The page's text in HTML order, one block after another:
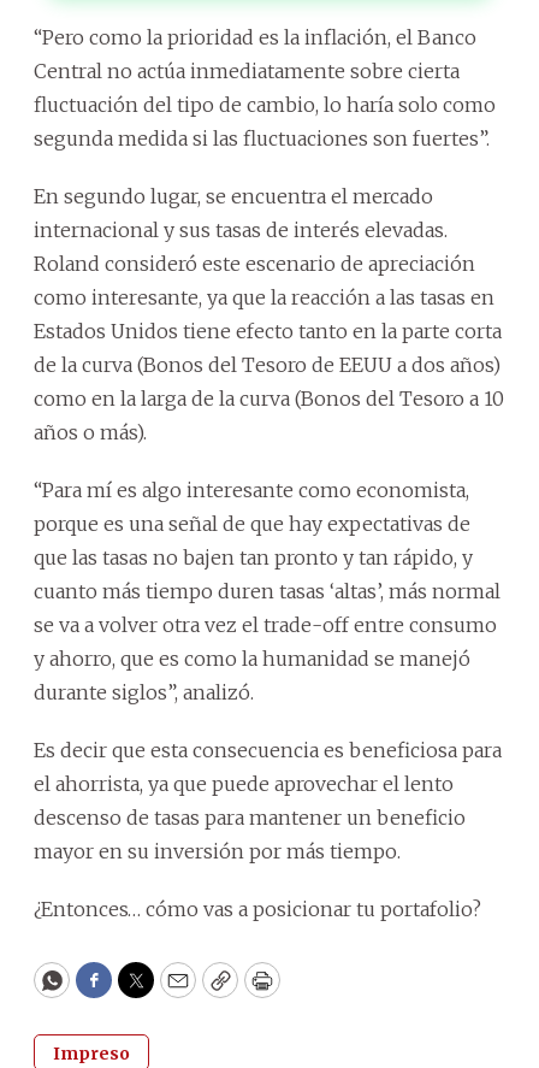
“Pero como la prioridad es la inflación, el Banco
Central no actúa inmediatamente sobre cierta
fluctuación del tipo de cambio, lo haría solo como
segunda medida si las fluctuaciones son fuertes”.
En segundo lugar, se encuentra el mercado
internacional y sus tasas de interés elevadas.
Roland consideró este escenario de apreciación
como interesante, ya que la reacción a las tasas en
Estados Unidos tiene efecto tanto en la parte corta
de la curva (Bonos del Tesoro de EEUU a dos años)
como en la larga de la curva (Bonos del Tesoro a 10
años o más).
“Para mí es algo interesante como economista,
porque es una señal de que hay expectativas de
que las tasas no bajen tan pronto y tan rápido, y
cuanto más tiempo duren tasas ‘altas’, más normal
se va a volver otra vez el trade-off entre consumo
y ahorro, que es como la humanidad se manejó
durante siglos”, analizó.
Es decir que esta consecuencia es beneficiosa para
el ahorrista, ya que puede aprovechar el lento
descenso de tasas para mantener un beneficio
mayor en su inversión por más tiempo.
¿Entonces… cómo vas a posicionar tu portafolio?
WhatsApp
Facebook
Twitter
EmailCopyPrint
Impreso